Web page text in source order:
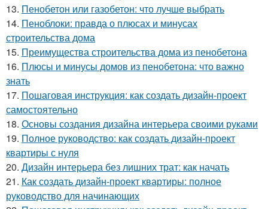
13. Пенобетон или газобетон: что лучше выбрать
14. Пеноблоки: правда о плюсах и минусах
строительства дома
15. Преимущества строительства дома из пенобетона
16. Плюсы и минусы домов из пенобетона: что важно
знать
17. Пошаговая инструкция: как создать дизайн-проект
самостоятельно
18. Основы создания дизайна интерьера своими руками
19. Полное руководство: как создать дизайн-проект
квартиры с нуля
20. Дизайн интерьера без лишних трат: как начать
21. Как создать дизайн-проект квартиры: полное
руководство для начинающих